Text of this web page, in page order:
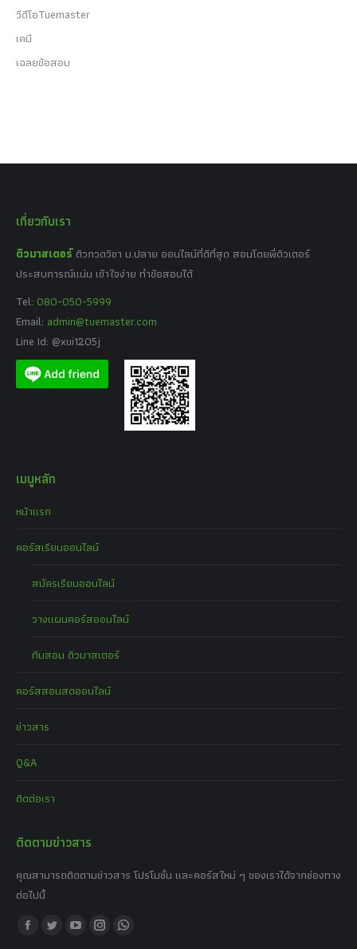
วีดีโอTuemaster
เคมี
เฉลยข้อสอบ
เกี่ยวกับเรา
ติวมาสเตอร์ ติวกวดวิชา ม.ปลาย ออนไลน์ที่ดีที่สุด สอนโดยพี่ติวเตอร์
ประสบการณ์แน่น เข้าใจง่าย ทำข้อสอบได้
Tel: 080-050-5999
Email: admin@tuemaster.com
Line Id: @xui1205j
เมนูหลัก
หน้าแรก
คอร์สเรียนออนไลน์
สมัครเรียนออนไลน์
วางแผนคอร์สออนไลน์
ทีมสอน ติวมาสเตอร์
คอร์สสอนสดออนไลน์
ข่าวสาร
Q&A
ติดต่อเรา
ติดตามข่าวสาร
คุณสามารถติดตามข่าวสาร โปรโมชั่น และคอร์สใหม่ ๆ ของเราได้จากช่องทาง
ต่อไปนี้
Find us on:
Facebook
TwitterYouTubeInstagramWhatsapp